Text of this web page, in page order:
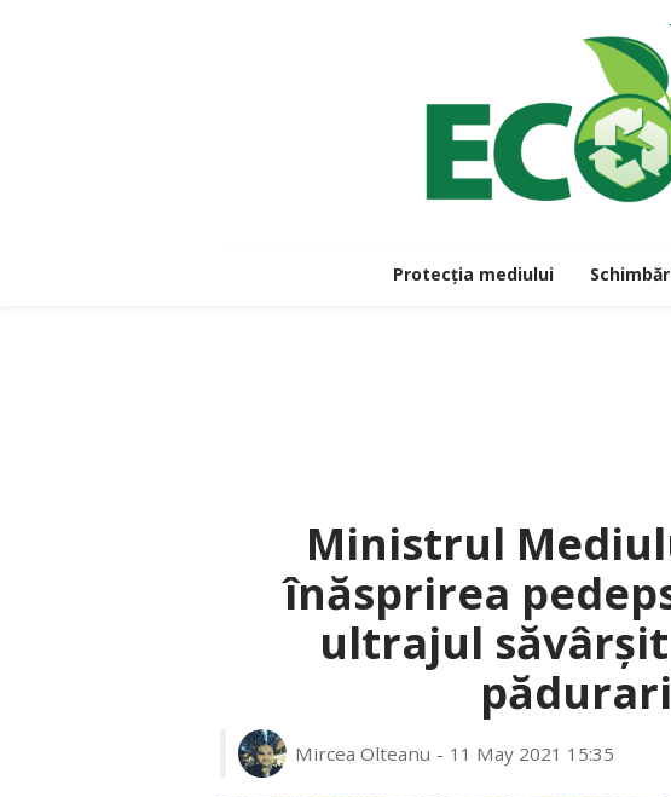
Protecția mediului
Ministrul
înăsprirea
ultrajul
Mircea Olteanu 11 May 2021 15:35